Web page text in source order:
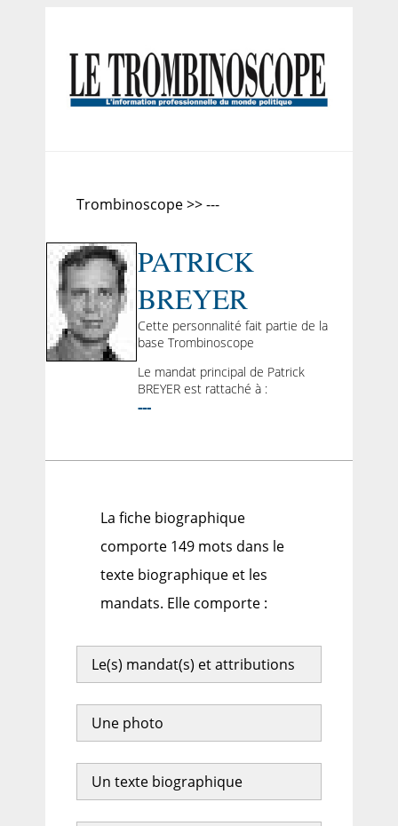
Trombinoscope >> ---
PATRICK
BREYER
Cette personnalité fait partie de la
base Trombinoscope
Le mandat principal de Patrick
BREYER est rattaché à :
---
La fiche biographique
comporte 149 mots dans le
texte biographique et les
mandats. Elle comporte :
Le(s) mandat(s) et attributions
Une photo
Un texte biographique